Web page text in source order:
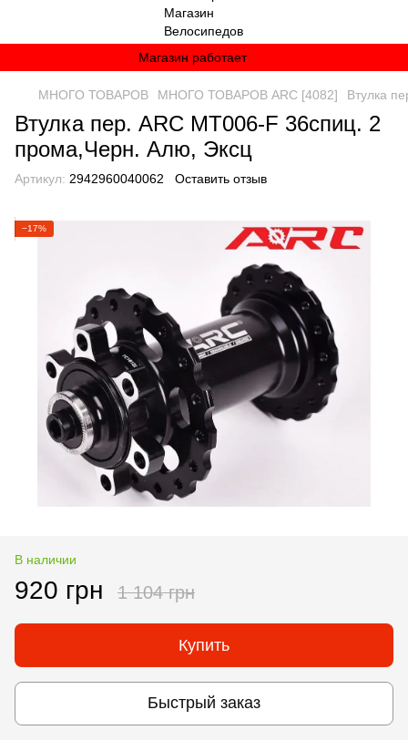
Магазин работает
МНОГО ТОВАРОВ МНОГО ТОВАРОВ ARC [4082] Втулка
Втулка пер. ARC MT006-F 36спиц. 2
прома,Черн. Алю, Эксц
Артикул: 2942960040062 Оставить отзыв
−17%
В наличии
920 грн 1 104 грн
Купить
Быстрый заказ